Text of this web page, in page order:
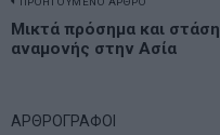
Πλοήγηση
άρθρων
Previous
post:
Μικτά πρόσημα και στάση
αναμονής στην Ασία
ΑΡΘΡΟΓΡΑΦΟΙ